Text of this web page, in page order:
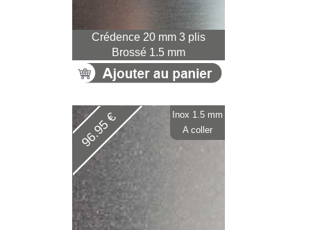
Crédence 20 mm 3 plis
Brossé 1.5 mm
96.95 €
Inox 1.5 mm
A coller